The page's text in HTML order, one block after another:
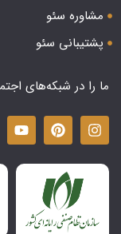
مشاوره سئو
پشتیبانی سئو
ما را در شبکه‌های